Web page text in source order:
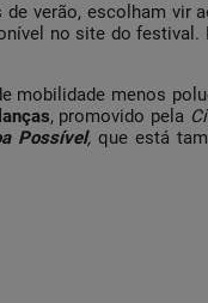
verão, escolham vir
no site do
mobilidade menos
, promovido pela
Possível, que está